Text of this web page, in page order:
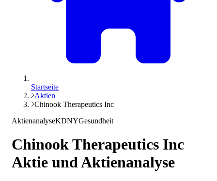
Startseite
Aktien
Chinook Therapeutics Inc
AktienanalyseKDNYGesundheit
Chinook Therapeutics Inc
Aktie und Aktienanalyse